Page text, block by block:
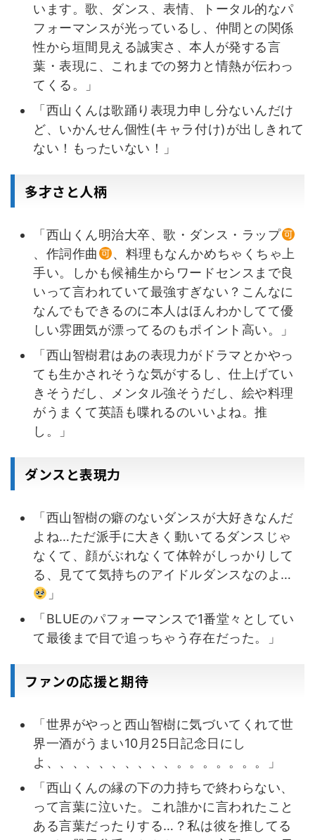
います。歌、ダンス、表情、トータル的なパ
フォーマンスが光っているし、仲間との関係
性から垣間見える誠実さ、本人が発する言
葉・表現に、これまでの努力と情熱が伝わっ
てくる。」
「西山くんは歌踊り表現力申し分ないんだけ
ど、いかんせん個性(キャラ付け)が出しきれて
ない！もったいない！」
多才さと人柄
「西山くん明治大卒、歌・ダンス・ラップ
、作詞作曲
、料理もなんかめちゃくちゃ上
手い。しかも候補生からワードセンスまで良
いって言われていて最強すぎない？こんなに
なんでもできるのに本人はほんわかしてて優
しい雰囲気が漂ってるのもポイント高い。」
「西山智樹君はあの表現力がドラマとかやっ
ても生かされそうな気がするし、仕上げてい
きそうだし、メンタル強そうだし、絵や料理
がうまくて英語も喋れるのいいよね。推
し。」
ダンスと表現力
「西山智樹の癖のないダンスが大好きなんだ
よね…ただ派手に大きく動いてるダンスじゃ
なくて、顔がぶれなくて体幹がしっかりして
る、見てて気持ちのアイドルダンスなのよ…
」
「BLUEのパフォーマンスで1番堂々としてい
て最後まで目で追っちゃう存在だった。」
ファンの応援と期待
「世界がやっと西山智樹に気づいてくれて世
界一酒がうまい10月25日記念日にし
よ、、、、、、、、、、。。。。。。。」
「西山くんの縁の下の力持ちで終わらない、
って言葉に泣いた。これ誰かに言われたこと
ある言葉だったりする…？私は彼を推してる